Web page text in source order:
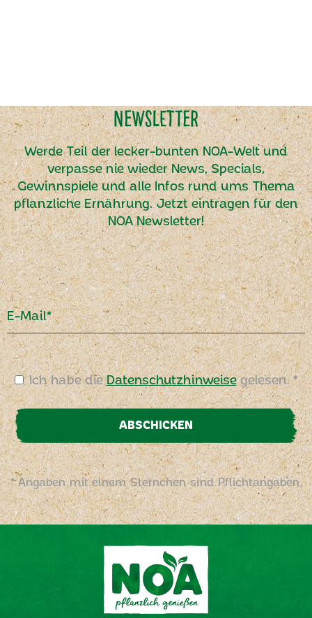
Newsletter
Werde Teil der lecker-bunten NOA-Welt und
verpasse nie wieder News, Specials,
Gewinnspiele und alle Infos rund ums Thema
pflanzliche Ernährung. Jetzt eintragen für den
NOA Newsletter!
E-Mail*
Ich habe dieDatenschutzhinweisegelesen. *
ABSCHICKEN
* Angaben mit einem Sternchen sind Pflichtangaben.